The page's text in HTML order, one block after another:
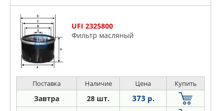
UFI 2325800
Фильтр масляный
Поставка Наличие Цена Купить
Завтра 28 шт. 373 р.